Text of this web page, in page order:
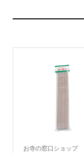
お寺の窓口ショップ